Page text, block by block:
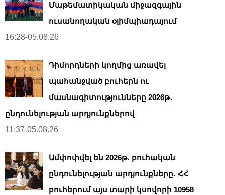
Մաթեմատիկական միջազգային
ուսանողական օլիմպիադայում
16:28-05.08.26
Դիմորդների կողմից առավել
պահանջված բուհերն ու
մասնագիտությունները 2026թ․
ընդունելության արդյունքներով
11:37-05.08.26
Ամփոփվել են 2026թ․ բուհական
ընդունելության արդյունքները․ ՀՀ
բուհերում այս տարի կսովորի 10958